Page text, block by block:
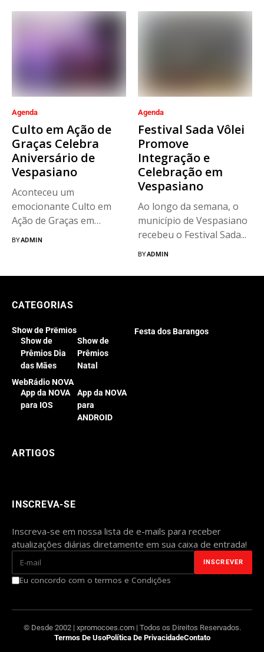
Agenda
Culto em Ação de
Graças Celebra
Aniversário de
Vespasiano
Aconteceu um
emocionante Culto em
Ação de Graças em
celebração ao
BYADMIN
Agenda
Festival Sada Vôlei
Promove
Integração e
Celebração em
Vespasiano
Ao longo da semana, o
município de Vespasiano
recebeu o Festival Sada...
BYADMIN
CATEGORIAS
Show de Prêmios
Show de
Prêmios Dia
das Mães
Show de
Prêmios
Natal
Festa dos Barangos
WebRádio NOVA
App da NOVA
para IOS
App da NOVA
para
ANDROID
ARTIGOS
INSCREVA-SE
Inscreva-se em nossa lista de e-mails para receber
atualizações diárias diretamente em sua caixa de entrada!
Eu concordo com o termos e Condições
© Desde 2002 | xpromocoes.com | Todos os Direitos Reservados.
Termos De UsoPolítica De PrivacidadeContato